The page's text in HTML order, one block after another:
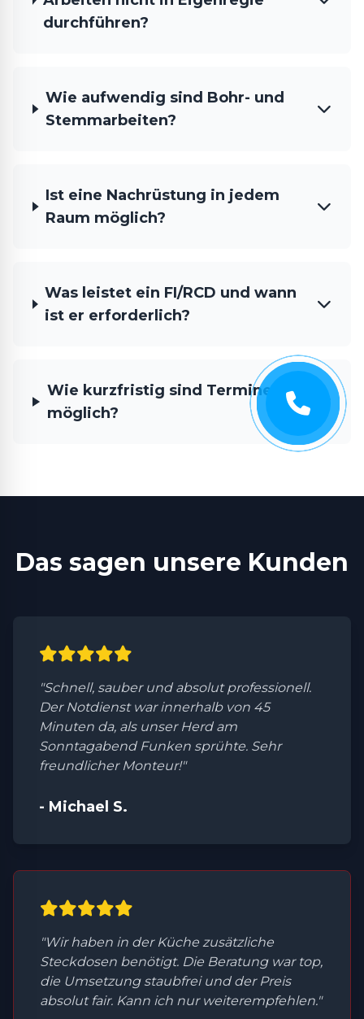
durchführen?
Wie aufwendig sind Bohr- und
Stemmarbeiten?
Ist eine Nachrüstung in jedem
Raum möglich?
Was leistet ein FI/RCD und wann
ist er erforderlich?
Wie kurzfristig sind Termine
möglich?
Das sagen unsere Kunden
"Schnell, sauber und absolut professionell.
Der Notdienst war innerhalb von 45
Minuten da, als unser Herd am
Sonntagabend Funken sprühte. Sehr
freundlicher Monteur!"
- Michael S.
"Wir haben in der Küche zusätzliche
Steckdosen benötigt. Die Beratung war top,
die Umsetzung staubfrei und der Preis
absolut fair. Kann ich nur weiterempfehlen."